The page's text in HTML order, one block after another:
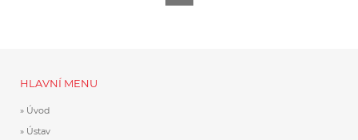
HLAVNÍ MENU
Úvod
Ústav